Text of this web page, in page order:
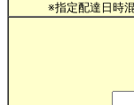
※指定配達日時